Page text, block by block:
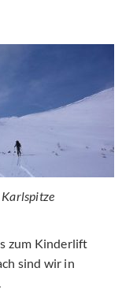
zum Kinderlift
sind wir in